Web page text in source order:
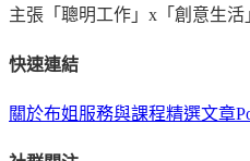
主張「聰明工作」x「創意生
快速連結
關於布姐 服務與課程精選文章